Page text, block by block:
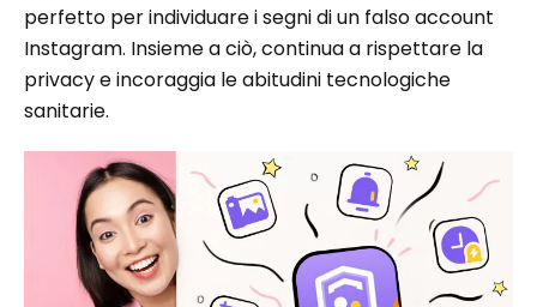
perfetto per individuare i segni di un falso account
Instagram. Insieme a ciò, continua a rispettare la
privacy e incoraggia le abitudini tecnologiche
sanitarie.